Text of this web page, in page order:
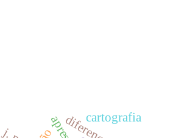
cartografia